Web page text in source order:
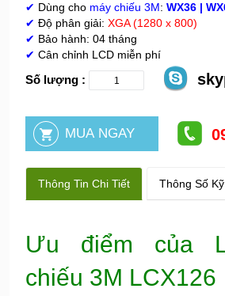
✔ Dùng cho máy chiếu 3M: WX36 |
✔ Độ phân giải: XGA (1280 x 800)
✔ Bảo hành: 04 tháng
✔ Cân chỉnh LCD miễn phí
Số lượng :
Thông Tin Chi Tiết Thông Số
Ưu điểm của
chiếu 3M LCX126